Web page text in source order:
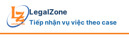
LegalZone
Tiếp nhận vụ việc theo case